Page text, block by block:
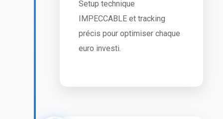
Setup technique
IMPECCABLE et tracking
précis pour optimiser chaque
euro investi.